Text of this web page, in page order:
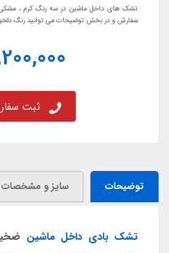
تشک های داخل ماشین در سه رنگ کرم ،
سفارش و در بخش توضیحات می توانید رنگ
ثبت
توضیحات سایز و مشخصات
تشک بادی داخل ماشین